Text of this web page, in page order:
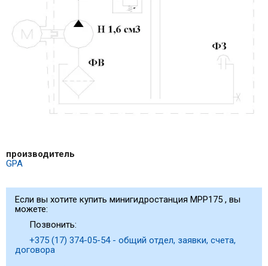
производитель
GPA
Если вы хотите купить минигидростанция МРР175 , вы
можете:
Позвонить:
+375 (17) 374-05-54 - общий отдел, заявки, счета,
договора